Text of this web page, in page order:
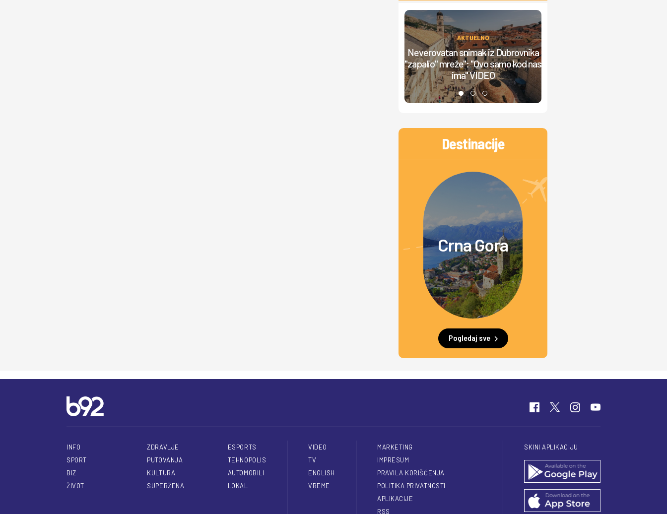
AKTUELNO
Neverovatan snimak iz Dubrovnika
"zapalio" mreže": "Ovo samo kod nas
ima" VIDEO
Destinacije
Crna Gora
Pogledaj sve
INFO
SPORT
BIZ
ŽIVOT
ZDRAVLJE
PUTOVANJA
KULTURA
SUPERŽENA
ESPORTS
TEHNOPOLIS
AUTOMOBILI
LOKAL
VIDEO
TV
ENGLISH
VREME
MARKETING
IMPRESUM
PRAVILA KORIŠĆENJA
POLITIKA PRIVATNOSTI
APLIKACIJE
RSS
SKINI APLIKACIJU